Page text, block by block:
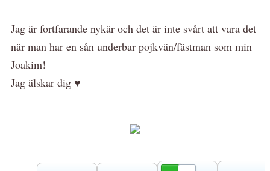
Jag är fortfarande nykär och det är inte svårt att vara det
när man har en sån underbar pojkvän/fästman som min
Joakim!
Jag älskar dig ♥